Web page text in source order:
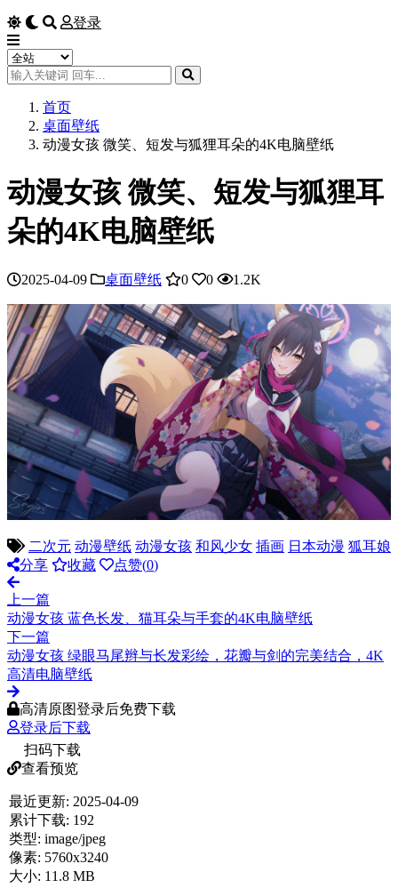
登录
首页
桌面壁纸
动漫女孩 微笑、短发与狐狸耳朵的4K电脑壁纸
动漫女孩 微笑、短发与狐狸耳
朵的4K电脑壁纸
2025-04-09 桌面壁纸 0 0 1.2K
二次元 动漫壁纸 动漫女孩 和风少女 插画 日本动漫 狐耳娘
分享
收藏 点赞(0)
上一篇
动漫女孩 蓝色长发、猫耳朵与手套的4K电脑壁纸
下一篇
动漫女孩 绿眼马尾辫与长发彩绘，花瓣与剑的完美结合，4K
高清电脑壁纸
高清原图登录后免费下载
登录后下载
扫码下载
查看预览
最近更新: 2025-04-09
累计下载: 192
类型: image/jpeg
像素: 5760x3240
大小: 11.8 MB